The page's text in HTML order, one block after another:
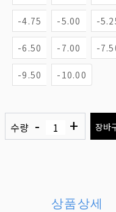
-4.75 -5.00 -
-6.50 -7.00 -
-9.50 -10.00
수량 - + 장바
상품상세